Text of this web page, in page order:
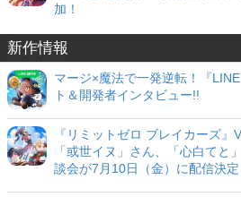
加！
新作情報
マージ×魔法で一発逆転！『
ト＆開発者インタビュー!!
『リミットゼロ ブレイカーズ』
「或世イヌ」さん、「心白てと
談会が7月10日（金）に配信決定